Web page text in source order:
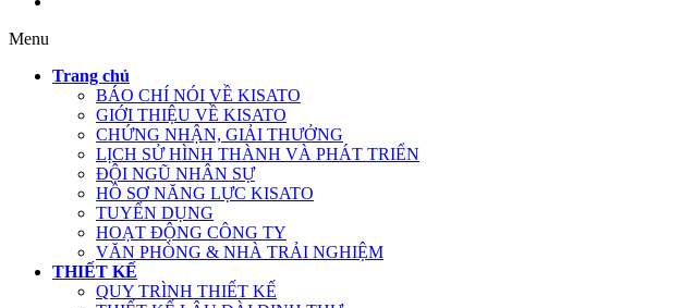
Menu
Trang chủ
BÁO CHÍ NÓI VỀ KISATO
GIỚI THIỆU VỀ KISATO
CHỨNG NHẬN, GIẢI THƯỞNG
LỊCH SỬ HÌNH THÀNH VÀ PHÁT TRIỂN
ĐỘI NGŨ NHÂN SỰ
HỒ SƠ NĂNG LỰC KISATO
TUYỂN DỤNG
HOẠT ĐỘNG CÔNG TY
VĂN PHÒNG & NHÀ TRẢI NGHIỆM
THIẾT KẾ
QUY TRÌNH THIẾT KẾ